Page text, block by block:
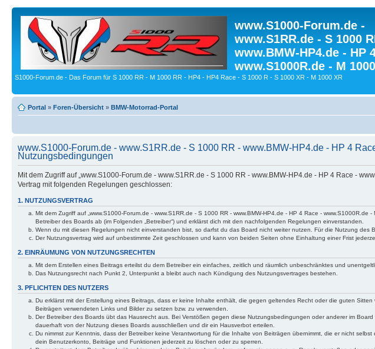
www.S1000-Forum.de -
www.S1RR.de - S 1000
www.BMW-HP4.de - HP
www.S1000R.de - M
S1000-Forum.de - Das Forum für S 1000 RR - M 1000 RR - HP4 - HP4 Race - S 1000 R - S 1000 XR - M 1000 XR
Portal » Foren-Übersicht » BMW-Motorrad-Portal
www.S1000-Forum.de - www.S1RR.de - S 1000 RR - www.BMW-HP4.de - HP 4
Nutzungsbedingungen
Mit dem Zugriff auf „www.S1000-Forum.de - www.S1RR.de - S 1000 RR - www.BMW-HP4.de - HP 4 Race -
Vertrag mit folgenden Regelungen geschlossen:
1. NUTZUNGSVERTRAG
Mit dem Zugriff auf „www.S1000-Forum.de - www.S1RR.de - S 1000 RR - www.BMW-HP4.de - HP 4 Race -
Betreiber des Boards ab (im Folgenden „Betreiber“) und erklärst dich mit den nachfolgenden Regelungen einverstanden.
Wenn du mit diesen Regelungen nicht einverstanden bist, so darfst du das Board nicht weiter nutzen. Für die Nutzung des
Der Nutzungsvertrag wird auf unbestimmte Zeit geschlossen und kann von beiden Seiten ohne Einhaltung einer Frist
2. EINRÄUMUNG VON NUTZUNGSRECHTEN
Mit dem Erstellen eines Beitrags erteilst du dem Betreiber ein einfaches, zeitlich und räumlich unbeschränktes und
Das Nutzungsrecht nach Punkt 2, Unterpunkt a bleibt auch nach Kündigung des Nutzungsvertrages bestehen.
3. PFLICHTEN DES NUTZERS
Du erklärst mit der Erstellung eines Beitrags, dass er keine Inhalte enthält, die gegen geltendes Recht oder die guten
Beiträgen verwendeten Links und Bilder zu setzen bzw. zu verwenden.
Der Betreiber des Boards übt das Hausrecht aus. Bei Verstößen gegen diese Nutzungsbedingungen oder anderer im
dauerhaft von der Nutzung dieses Boards ausschließen und dir ein Hausverbot erteilen.
Du nimmst zur Kenntnis, dass der Betreiber keine Verantwortung für die Inhalte von Beiträgen übernimmt, die er nicht
dein Benutzerkonto, Beiträge und Funktionen jederzeit zu löschen oder zu sperren.